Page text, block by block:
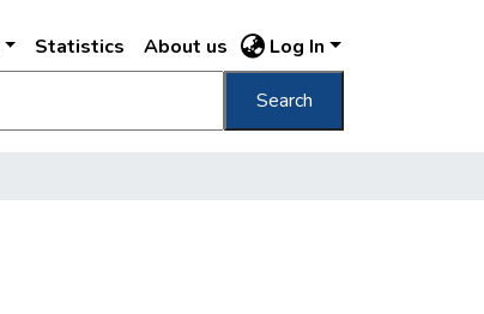
Statistics About us Log In
Search